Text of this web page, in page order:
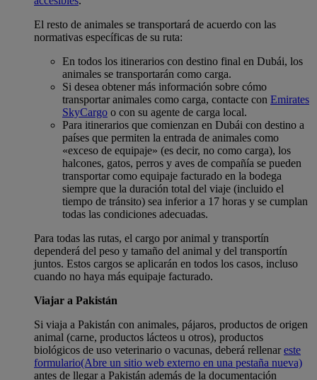
El resto de animales se transportará de acuerdo con las
normativas específicas de su ruta:
En todos los itinerarios con destino final en Dubái, los
animales se transportarán como carga.
Si desea obtener más información sobre cómo
transportar animales como carga, contacte con Emirates
SkyCargo o con su agente de carga local.
Para itinerarios que comienzan en Dubái con destino a
países que permiten la entrada de animales como
«exceso de equipaje» (es decir, no como carga), los
halcones, gatos, perros y aves de compañía se pueden
transportar como equipaje facturado en la bodega
siempre que la duración total del viaje (incluido el
tiempo de tránsito) sea inferior a 17 horas y se cumplan
todas las condiciones adecuadas.
Para todas las rutas, el cargo por animal y transportín
dependerá del peso y tamaño del animal y del transportín
juntos. Estos cargos se aplicarán en todos los casos, incluso
cuando no haya más equipaje facturado.
Viajar a Pakistán
Si viaja a Pakistán con animales, pájaros, productos de origen
animal (carne, productos lácteos u otros), productos
biológicos de uso veterinario o vacunas, deberá rellenareste
formulario(Abre un sitio web externo en una pestaña nueva)
antes de llegar a Pakistán además de la documentación